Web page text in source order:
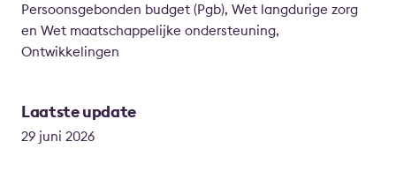
Persoonsgebonden budget (Pgb), Wet langdurige zorg
en Wet maatschappelijke ondersteuning,
Ontwikkelingen
Laatste update
29 juni 2026